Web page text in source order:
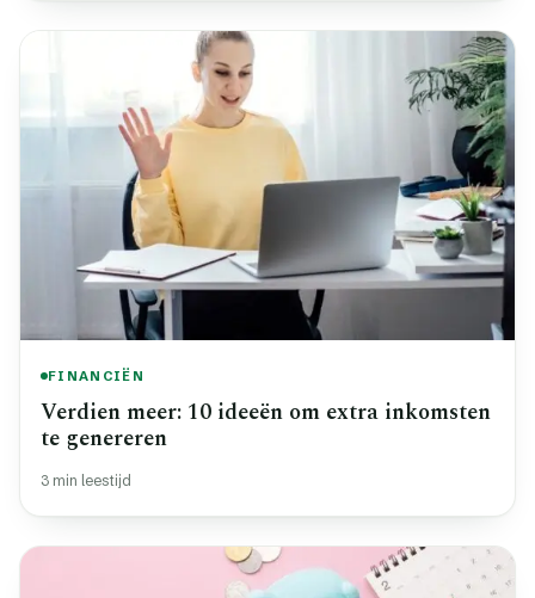
FINANCIËN
Verdien meer: 10 ideeën om extra inkomsten
te genereren
3 min leestijd